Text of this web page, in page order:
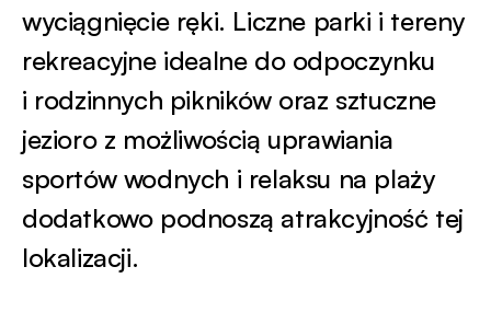
wyciągnięcie ręki. Liczne parki i tereny
rekreacyjne idealne do odpoczynku
i rodzinnych pikników oraz sztuczne
jezioro z możliwością uprawiania
sportów wodnych i relaksu na plaży
dodatkowo podnoszą atrakcyjność tej
lokalizacji.